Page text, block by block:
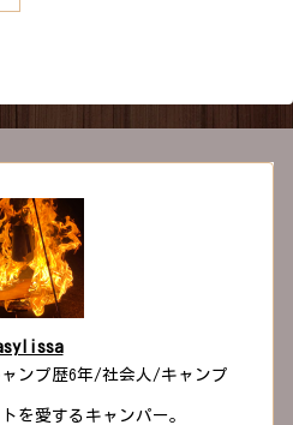
ンプ歴6年/社会人/キャンプ
を愛するキャンパー。